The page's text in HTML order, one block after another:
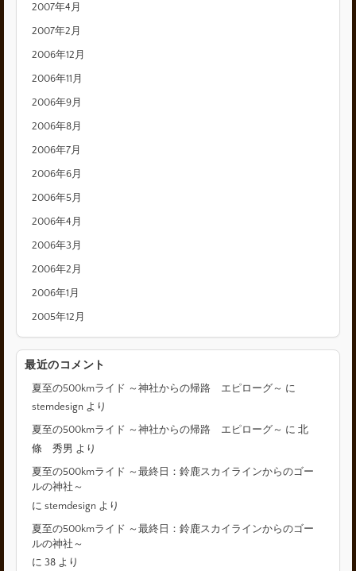
2007年4月
2007年2月
2006年12月
2006年11月
2006年9月
2006年8月
2006年7月
2006年6月
2006年5月
2006年4月
2006年3月
2006年2月
2006年1月
2005年12月
最近のコメント
夏至の500kmライド ～神社からの帰路 エピローグ～ に
stemdesign より
夏至の500kmライド ～神社からの帰路 エピローグ～ に北
條 秀男 より
夏至の500kmライド ～最終日：鈴鹿スカイラインからのゴー
ルの神社～
にstemdesign より
夏至の500kmライド ～最終日：鈴鹿スカイラインからのゴー
ルの神社～
に38 より